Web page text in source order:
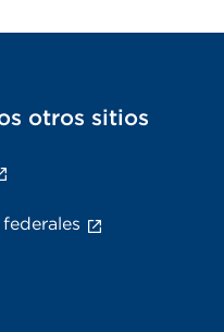
otros sitios